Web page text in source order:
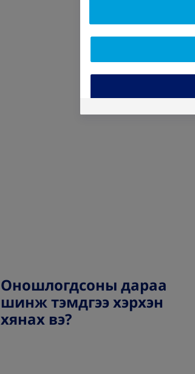
Оношлогдсоны дараа
шинж тэмдгээ хэрхэн
хянах вэ?